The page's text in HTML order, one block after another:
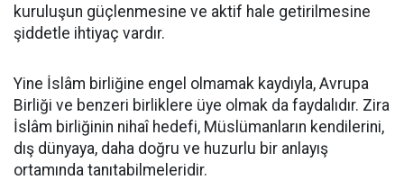
kuruluşun güçlenmesine ve aktif hale getirilmesine
şiddetle ihtiyaç vardır.
Yine İslâm birliğine engel olmamak kaydıyla, Avrupa
Birliği ve benzeri birliklere üye olmak da faydalıdır. Zira
İslâm birliğinin nihaî hedefi, Müslümanların kendilerini,
dış dünyaya, daha doğru ve huzurlu bir anlayış
ortamında tanıtabilmeleridir.